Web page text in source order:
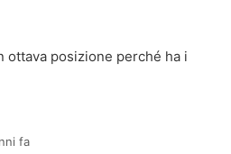
ottava posizione perché ha i
fa